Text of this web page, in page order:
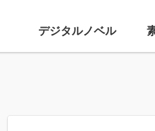
デジタルノベル